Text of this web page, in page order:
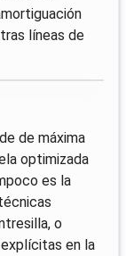
líneas de
de máxima
optimizada
es la
o
en la